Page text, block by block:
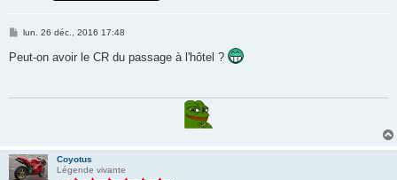
M
s
lun. 26 déc., 2016 17:48
Peut-on avoir le CR du passage à l'hôtel ?
Coyotus
Légende vivante